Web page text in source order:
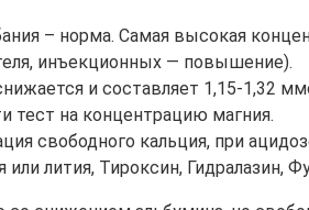
– норма. Самая высокая
инъекционных — повышение).
и составляет 1,15-1,32
тест на концентрацию магния.
свободного кальция, при
или лития, Тироксин, Гидралазин,